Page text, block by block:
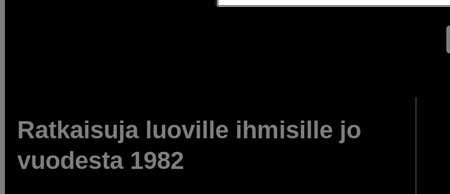
Ratkaisuja luoville ihmisille jo
vuodesta 1982